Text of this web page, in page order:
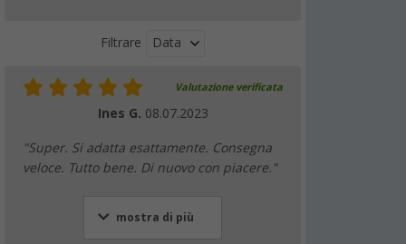
Filtrare Data
Valutazione verificata
Ines G. 08.07.2023
"Super. Si adatta esattamente. Consegna
veloce. Tutto bene. Di nuovo con piacere."
mostra di più